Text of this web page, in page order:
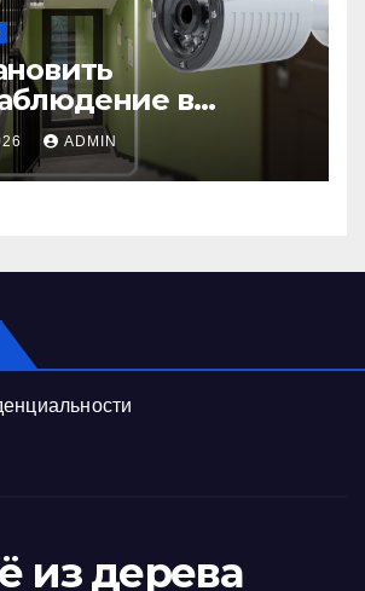
в
пошаговая
и советы
ADMIN
из дерева